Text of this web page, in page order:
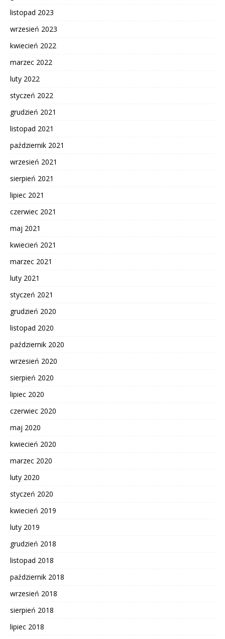
listopad 2023
wrzesień 2023
kwiecień 2022
marzec 2022
luty 2022
styczeń 2022
grudzień 2021
listopad 2021
październik 2021
wrzesień 2021
sierpień 2021
lipiec 2021
czerwiec 2021
maj 2021
kwiecień 2021
marzec 2021
luty 2021
styczeń 2021
grudzień 2020
listopad 2020
październik 2020
wrzesień 2020
sierpień 2020
lipiec 2020
czerwiec 2020
maj 2020
kwiecień 2020
marzec 2020
luty 2020
styczeń 2020
kwiecień 2019
luty 2019
grudzień 2018
listopad 2018
październik 2018
wrzesień 2018
sierpień 2018
lipiec 2018